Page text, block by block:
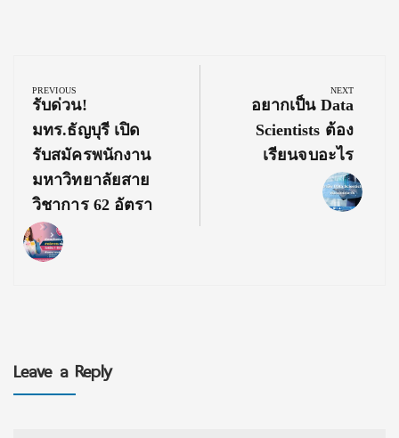
navigation
PREVIOUS
Previous
Post:
รับด่วน!
มทร.ธัญบุรี เปิด
รับสมัครพนักงาน
มหาวิทยาลัยสาย
วิชาการ 62 อัตรา
NEXT
Next
Post:
อยากเป็น Data
Scientists ต้อง
เรียนจบอะไร
Leave a Reply